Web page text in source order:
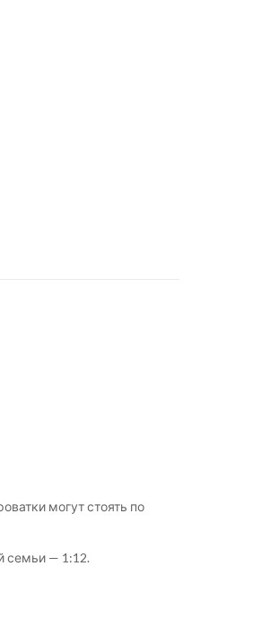
могут стоять по
семьи — 1:12.